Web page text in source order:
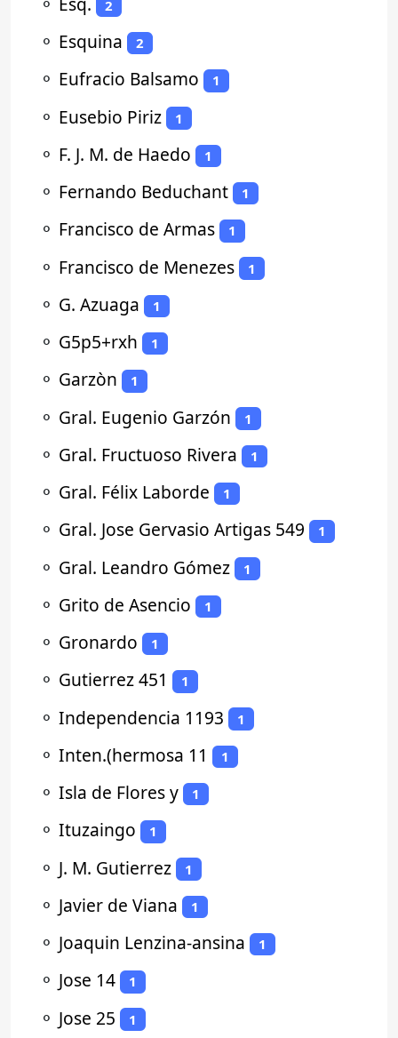
2
⚬ Esquina 2
⚬ Eufracio Balsamo 1
⚬ Eusebio Piriz 1
⚬ F. J. M. de Haedo 1
⚬ Fernando Beduchant 1
⚬ Francisco de Armas 1
⚬ Francisco de Menezes 1
⚬ G. Azuaga 1
⚬ G5p5+rxh 1
⚬ Garzòn 1
⚬ Gral. Eugenio Garzón 1
⚬ Gral. Fructuoso Rivera 1
⚬ Gral. Félix Laborde 1
⚬ Gral. Jose Gervasio Artigas 549 1
⚬ Gral. Leandro Gómez 1
⚬ Grito de Asencio 1
⚬ Gronardo 1
⚬ Gutierrez 451 1
⚬ Independencia 1193 1
⚬ Inten.(hermosa 11 1
⚬ Isla de Flores y 1
⚬ Ituzaingo 1
⚬ J. M. Gutierrez 1
⚬ Javier de Viana 1
⚬ Joaquin Lenzina-ansina 1
⚬ Jose 14 1
⚬ Jose 25 1